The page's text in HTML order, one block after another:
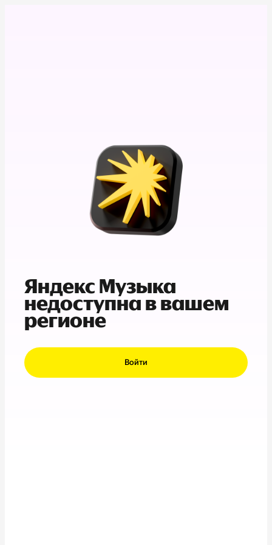
Яндекс Музыка
недоступна в вашем
регионе
Войти